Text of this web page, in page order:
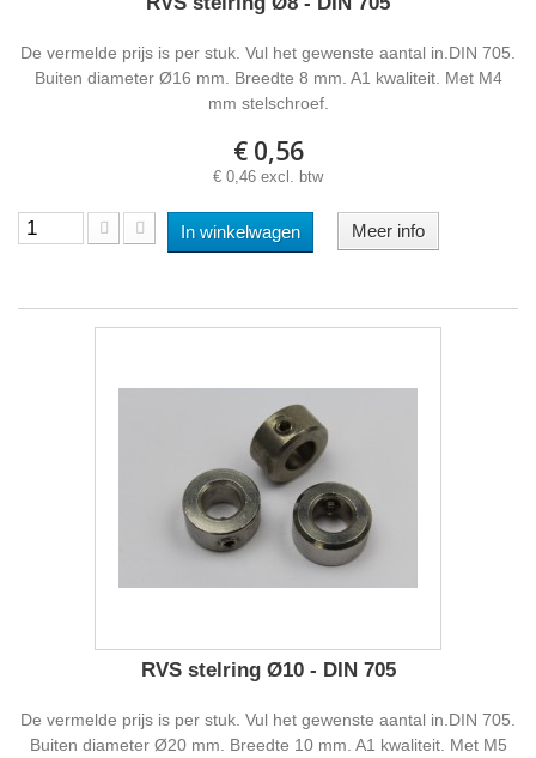
De vermelde prijs is per stuk. Vul het gewenste aantal in.DIN 705.
Buiten diameter Ø16 mm. Breedte 8 mm. A1 kwaliteit. Met M4
mm stelschroef.
€ 0,56
€ 0,46 excl. btw
In winkelwagen Meer info
RVS stelring Ø10 - DIN 705
De vermelde prijs is per stuk. Vul het gewenste aantal in.DIN 705.
Buiten diameter Ø20 mm. Breedte 10 mm. A1 kwaliteit. Met M5